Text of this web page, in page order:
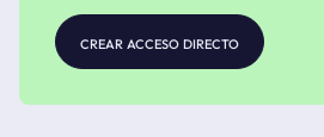
crear acceso directo